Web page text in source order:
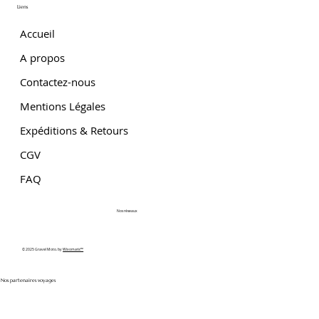
Liens
Accueil
A propos
Contactez-nous
Mentions Légales
Expéditions & Retours
CGV
FAQ
Nos partenaires voyages
© 2025 Gravel Moto. byWixomatic™
Nos réseaux